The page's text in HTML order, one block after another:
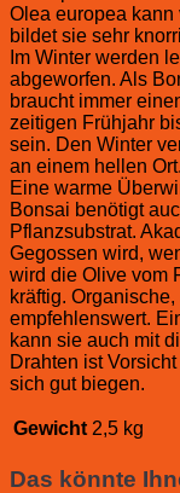
Olea europea
bildet sie sehr
Im Winter werden
abgeworfen. Als
braucht immer
zeitigen Frühjahr
sein. Den Winter
an einem hellen
Eine warme
Bonsai benötigt
Pflanzsubstrat.
Gegossen wird,
wird die Olive vom
kräftig.
empfehlenswert.
kann sie auch mit
Drahten ist
sich gut biegen.
Gewicht 2,5 kg
Das könnte